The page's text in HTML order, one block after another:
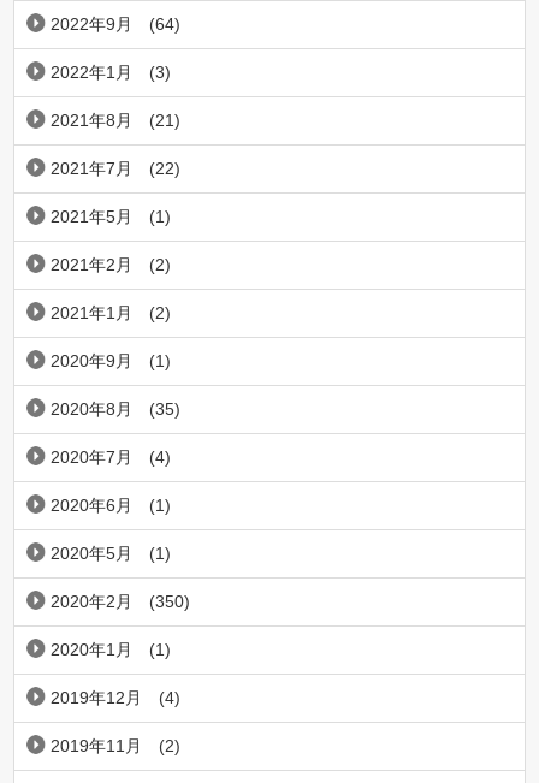
2022年9月 (64)
2022年1月 (3)
2021年8月 (21)
2021年7月 (22)
2021年5月 (1)
2021年2月 (2)
2021年1月 (2)
2020年9月 (1)
2020年8月 (35)
2020年7月 (4)
2020年6月 (1)
2020年5月 (1)
2020年2月 (350)
2020年1月 (1)
2019年12月 (4)
2019年11月 (2)